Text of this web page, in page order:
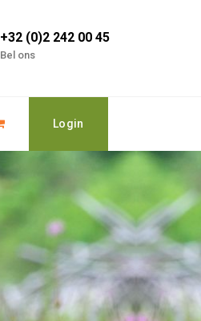
+32 (0)2 242 00 45
Bel ons
Login